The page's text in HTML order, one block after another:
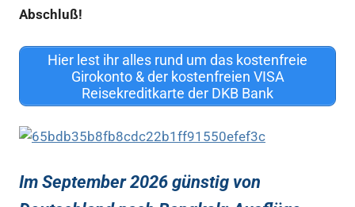
Abschluß!
Hier lest ihr alles rund um das kostenfreie
Girokonto & der kostenfreien VISA
Reisekreditkarte der DKB Bank
Im September 2026 günstig von